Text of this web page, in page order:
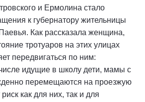
и Ермолина стало
к губернатору жительницы
Как рассказала женщина,
тротуаров на этих улицах
передвигаться по ним:
идущие в школу дети, мамы с
перемещаются на проезжую
риск как для них, так и для